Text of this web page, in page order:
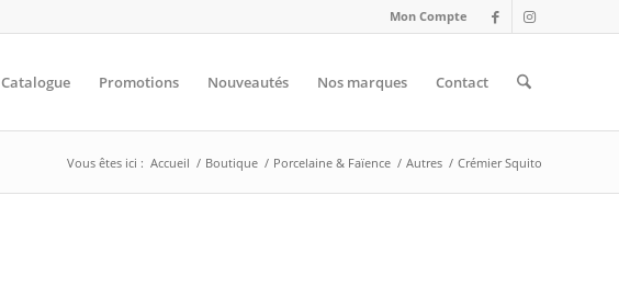
Mon Compte
Catalogue Promotions Nouveautés Nos marques Contact
Vous êtes ici : Accueil / Boutique / Porcelaine & Faïence / Autres / Crémier Squito